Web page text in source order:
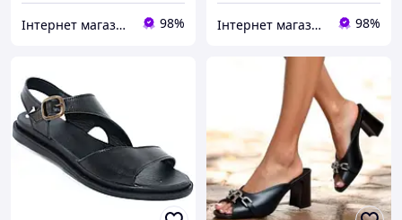
Інтернет магазин "Nozhki v odezhke" 98% Інтернет магазин "Nozhki v odezhke" 98%